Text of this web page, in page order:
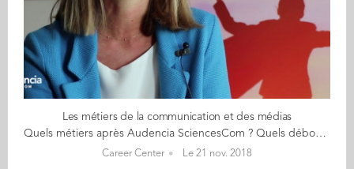
Les métiers de la communication et des médias
Quels métiers après Audencia SciencesCom ? Quels débouchés ? Alice Thiriet, diplômée 2011, nous parle aujourd'hui de son métier de Directrice Communication chez IDEA Groupe.
Career Center Le 21 nov. 2018